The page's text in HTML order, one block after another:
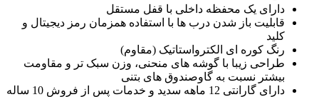
دارای یک محفظه داخلی با قفل مستقل
قابلیت باز شدن درب ها با استفاده همزمان رمز دیجیتال و
کلید
رنگ کوره ای الکترواستاتیک (مقاوم)
طراحی زیبا با گوشه های منحنی، وزن سبک تر و مقاومت
بیشتر نسبت به گاوصندوق های بتنی
دارای گارانتی 12 ماهه سدید و خدمات پس از فروش 10 ساله